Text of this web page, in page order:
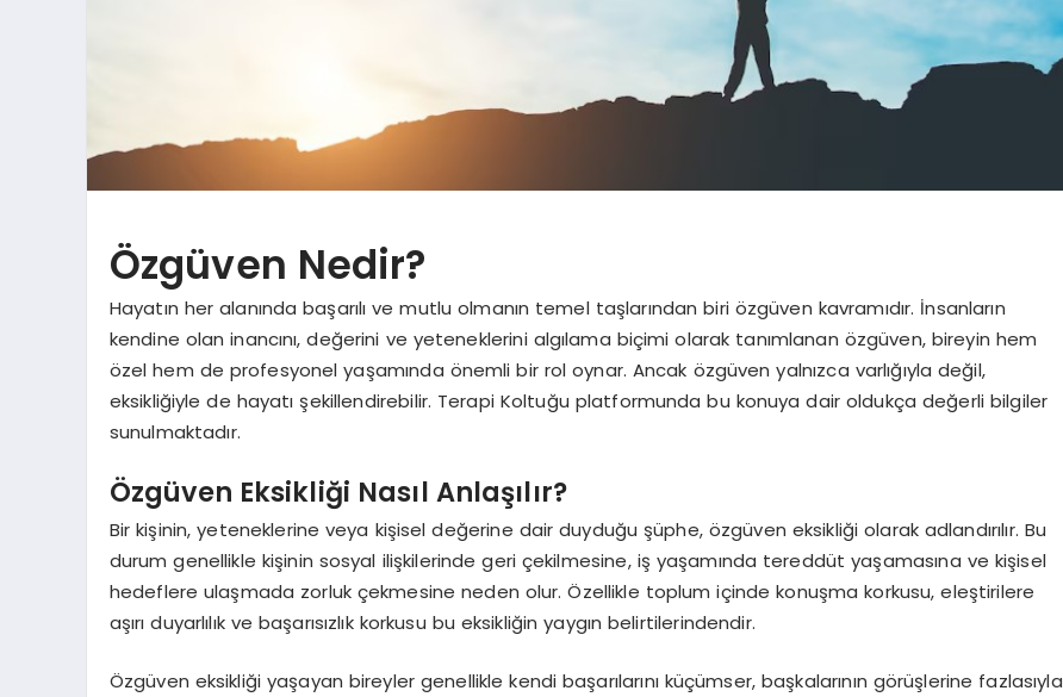
Özgüven Nedir?
Hayatın her alanında başarılı ve mutlu olmanın temel taşlarından biri özgüven kavramıdır. İnsanların
kendine olan inancını, değerini ve yeteneklerini algılama biçimi olarak tanımlanan özgüven, bireyin hem
özel hem de profesyonel yaşamında önemli bir rol oynar. Ancak özgüven yalnızca varlığıyla değil,
eksikliğiyle de hayatı şekillendirebilir. Terapi Koltuğu platformunda bu konuya dair oldukça değerli bilgiler
sunulmaktadır.
Özgüven Eksikliği Nasıl Anlaşılır?
Bir kişinin, yeteneklerine veya kişisel değerine dair duyduğu şüphe, özgüven eksikliği olarak adlandırılır. Bu
durum genellikle kişinin sosyal ilişkilerinde geri çekilmesine, iş yaşamında tereddüt yaşamasına ve kişisel
hedeflere ulaşmada zorluk çekmesine neden olur. Özellikle toplum içinde konuşma korkusu, eleştirilere
aşırı duyarlılık ve başarısızlık korkusu bu eksikliğin yaygın belirtilerindendir.
Özgüven eksikliği yaşayan bireyler genellikle kendi başarılarını küçümser, başkalarının görüşlerine fazlasıyla